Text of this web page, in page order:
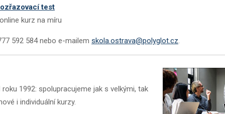
test
kurz na míru
592 584 nebo e-mailem skola.ostrava@polyglot.cz.
1992: spolupracujeme jak s velkými, tak
i individuální kurzy.